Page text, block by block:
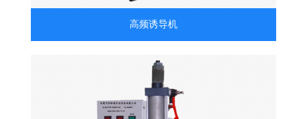
高频诱导机